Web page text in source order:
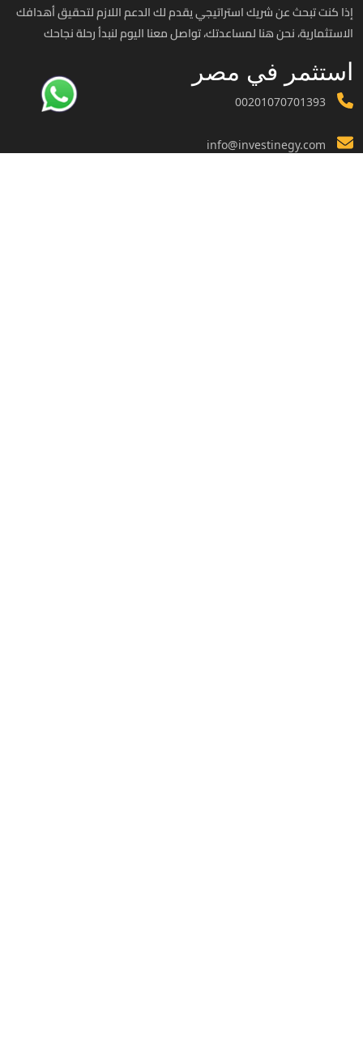
إذا كنت تبحث عن شريك استراتيجي يقدم لك الدعم اللازم لتحقيق أهدافك
الاستثمارية، نحن هنا لمساعدتك، تواصل معنا اليوم لنبدأ رحلة نجاحك
استثمر في مصر
00201070701393
info@investinegy.com